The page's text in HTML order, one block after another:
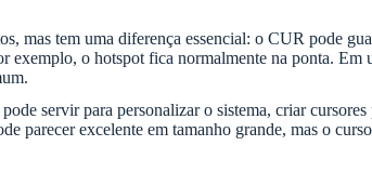
mas tem uma diferença essencial: o CUR pode
exemplo, o hotspot fica normalmente na ponta. Em
servir para personalizar o sistema, criar cursores
parecer excelente em tamanho grande, mas o